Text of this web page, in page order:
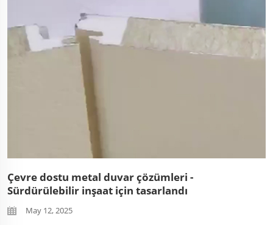
Çevre dostu metal duvar çözümleri -
Sürdürülebilir inşaat için tasarlandı
May 12, 2025